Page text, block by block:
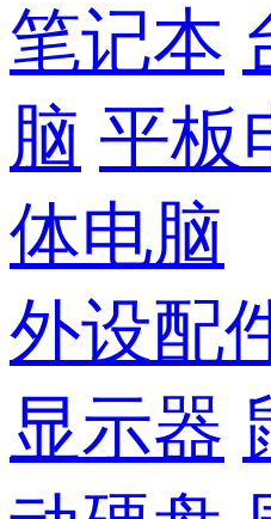
笔记本
脑 平板
体电脑
外设配
显示器